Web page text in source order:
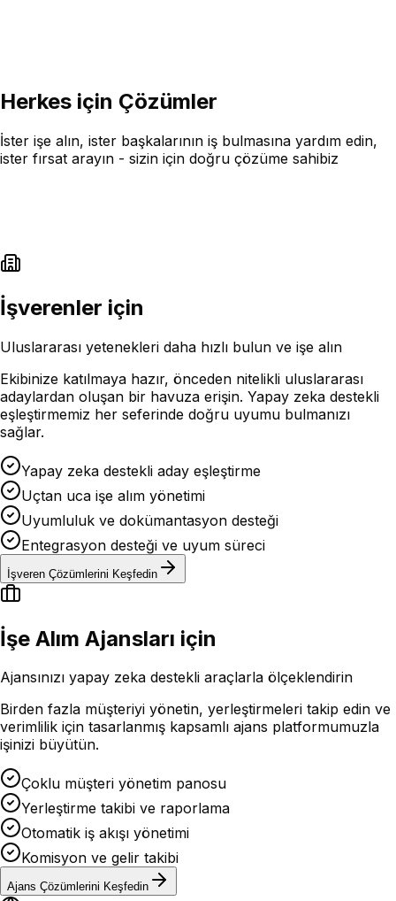
Herkes için Çözümler
İster işe alın, ister başkalarının iş bulmasına yardım edin,
ister fırsat arayın - sizin için doğru çözüme sahibiz
İşverenler için
Uluslararası yetenekleri daha hızlı bulun ve işe alın
Ekibinize katılmaya hazır, önceden nitelikli uluslararası
adaylardan oluşan bir havuza erişin. Yapay zeka destekli
eşleştirmemiz her seferinde doğru uyumu bulmanızı
sağlar.
Yapay zeka destekli aday eşleştirme
Uçtan uca işe alım yönetimi
Uyumluluk ve dokümantasyon desteği
Entegrasyon desteği ve uyum süreci
İşveren Çözümlerini Keşfedin
İşe Alım Ajansları için
Ajansınızı yapay zeka destekli araçlarla ölçeklendirin
Birden fazla müşteriyi yönetin, yerleştirmeleri takip edin ve
verimlilik için tasarlanmış kapsamlı ajans platformumuzla
işinizi büyütün.
Çoklu müşteri yönetim panosu
Yerleştirme takibi ve raporlama
Otomatik iş akışı yönetimi
Komisyon ve gelir takibi
Ajans Çözümlerini Keşfedin